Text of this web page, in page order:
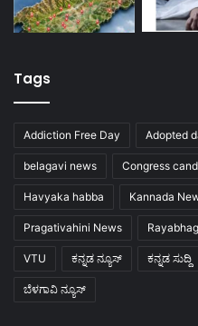
Tags
Addiction Free Day Adopted
belagavi news Congress
Havyaka habba Kannada
Pragativahini News
VTU ಕನ್ನಡ ನ್ಯೂಸ್ ಕನ್ನಡ ಸುದ್ದಿ
ಬೆಳಗಾವಿ ನ್ಯೂಸ್